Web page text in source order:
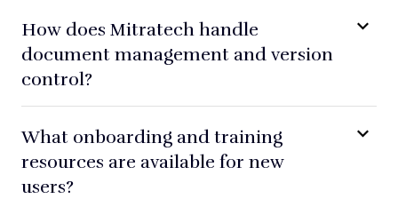
How does Mitratech handle
document management and version
control?
What onboarding and training
resources are available for new
users?